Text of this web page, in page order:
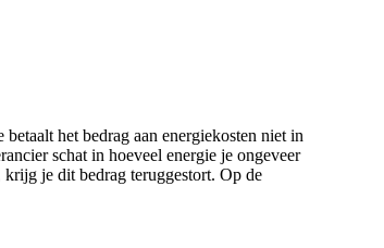
het bedrag aan energiekosten niet in
schat in hoeveel energie je ongeveer
je dit bedrag teruggestort. Op de